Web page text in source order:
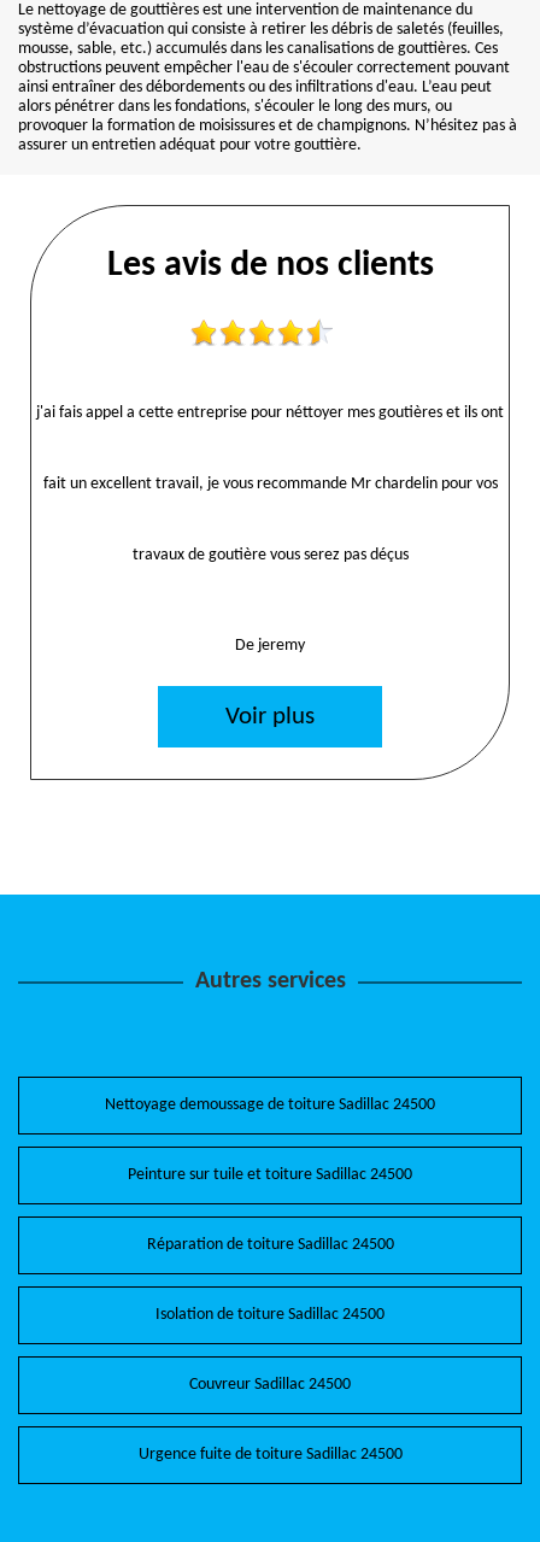
Le nettoyage de gouttières est une intervention de maintenance du
système d’évacuation qui consiste à retirer les débris de saletés (feuilles,
mousse, sable, etc.) accumulés dans les canalisations de gouttières. Ces
obstructions peuvent empêcher l'eau de s'écouler correctement pouvant
ainsi entraîner des débordements ou des infiltrations d'eau. L’eau peut
alors pénétrer dans les fondations, s'écouler le long des murs, ou
provoquer la formation de moisissures et de champignons. N’hésitez pas à
assurer un entretien adéquat pour votre gouttière.
Les avis de nos clients
j'ai fais appel a cette entreprise pour néttoyer mes goutières et ils ont
fait un excellent travail, je vous recommande Mr chardelin pour vos
travaux de goutière vous serez pas déçus
De jeremy
Voir plus
Autres services
Nettoyage demoussage de toiture Sadillac 24500
Peinture sur tuile et toiture Sadillac 24500
Réparation de toiture Sadillac 24500
Isolation de toiture Sadillac 24500
Couvreur Sadillac 24500
Urgence fuite de toiture Sadillac 24500